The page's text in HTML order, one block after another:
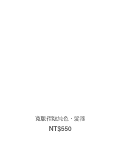
寬版褶皺純色・髮箍
NT$550